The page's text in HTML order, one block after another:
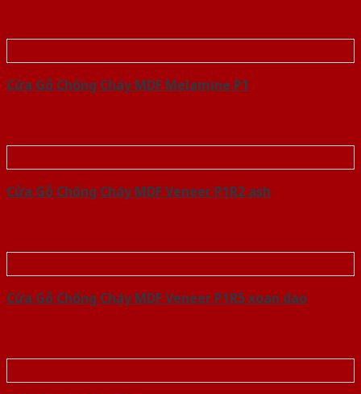
Cửa Gỗ Chống Cháy MDF Melamine P1
Cửa Gỗ Chống Cháy MDF Veneer P1R2 ash
Cửa Gỗ Chống Cháy MDF Veneer P1R5 xoan dao